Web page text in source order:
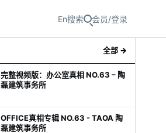
En搜索 会员/登录
全部 →
完整视频版：办公室真相 NO.63 – 陶
磊建筑事务所
OFFICE真相专辑 NO.63 - TAOA 陶
磊建筑事务所